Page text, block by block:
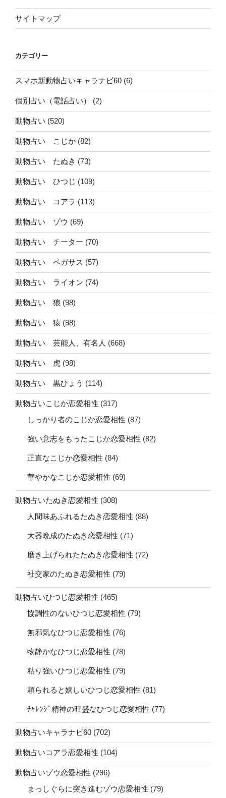
サイトマップ
カテゴリー
スマホ新動物占いキャラナビ60 (6)
個別占い（電話占い） (2)
動物占い (520)
動物占い こじか (82)
動物占い たぬき (73)
動物占い ひつじ (109)
動物占い コアラ (113)
動物占い ゾウ (69)
動物占い チーター (70)
動物占い ペガサス (57)
動物占い ライオン (74)
動物占い 狼 (98)
動物占い 猿 (98)
動物占い 芸能人、有名人 (668)
動物占い 虎 (98)
動物占い 黒ひょう (114)
動物占いこじか恋愛相性 (317)
しっかり者のこじか恋愛相性 (87)
強い意志をもったこじか恋愛相性 (82)
正直なこじか恋愛相性 (84)
華やかなこじか恋愛相性 (69)
動物占いたぬき恋愛相性 (308)
人間味あふれるたぬき恋愛相性 (88)
大器晩成のたぬき恋愛相性 (71)
磨き上げられたたぬき恋愛相性 (72)
社交家のたぬき恋愛相性 (79)
動物占いひつじ恋愛相性 (465)
協調性のないひつじ恋愛相性 (79)
無邪気なひつじ恋愛相性 (76)
物静かなひつじ恋愛相性 (78)
粘り強いひつじ恋愛相性 (79)
頼られると嬉しいひつじ恋愛相性 (81)
ﾁｬﾚﾝｼﾞ精神の旺盛なひつじ恋愛相性 (77)
動物占いキャラナビ60 (702)
動物占いコアラ恋愛相性 (104)
動物占いゾウ恋愛相性 (296)
まっしぐらに突き進むゾウ恋愛相性 (79)